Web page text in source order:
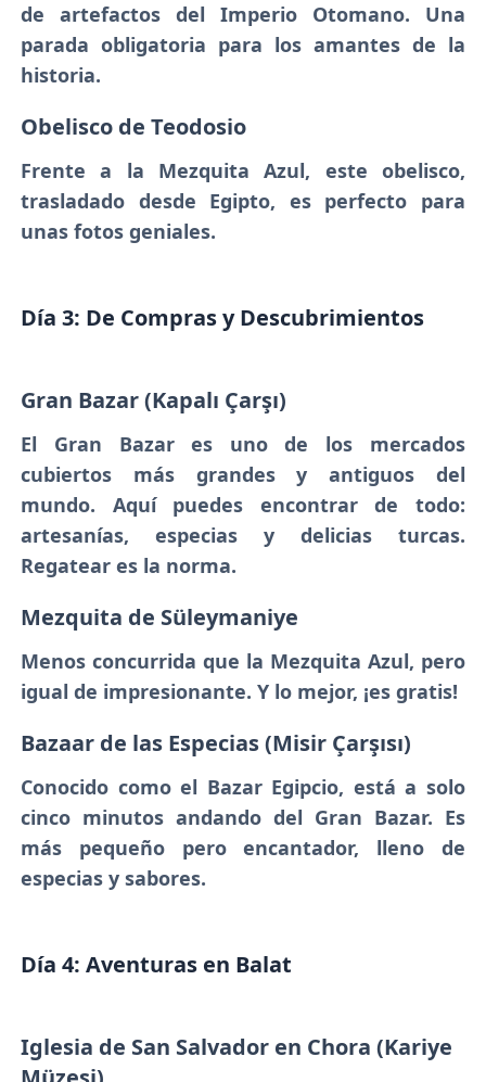
de artefactos del Imperio Otomano. Una
parada obligatoria para los amantes de la
historia.
Obelisco de Teodosio
Frente a la Mezquita Azul, este obelisco,
trasladado desde Egipto, es perfecto para
unas fotos geniales.
Día 3: De Compras y Descubrimientos
Gran Bazar (Kapalı Çarşı)
El Gran Bazar es uno de los mercados
cubiertos más grandes y antiguos del
mundo. Aquí puedes encontrar de todo:
artesanías, especias y delicias turcas.
Regatear es la norma.
Mezquita de Süleymaniye
Menos concurrida que la Mezquita Azul, pero
igual de impresionante. Y lo mejor, ¡es gratis!
Bazaar de las Especias (Misir Çarşısı)
Conocido como el Bazar Egipcio, está a solo
cinco minutos andando del Gran Bazar. Es
más pequeño pero encantador, lleno de
especias y sabores.
Día 4: Aventuras en Balat
Iglesia de San Salvador en Chora (Kariye